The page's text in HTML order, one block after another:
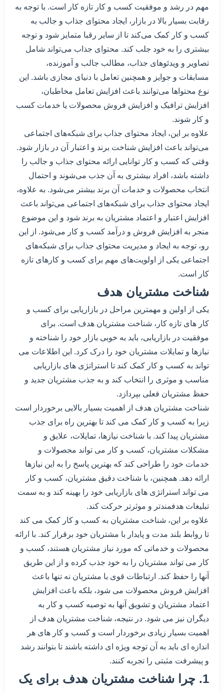
مهم در رشد و موفقیت کسب و کار تازه کار است. با توجه به
رقابت بسیار بالا در بازار، ایجاد محتوای جذاب و جالب به
کسب و کار کمک می‌کند تا از سایر رقبا متمایز شود و توجه
بیشتری را به خود جلب کند. محتوای جذاب می‌تواند شامل
تصاویر و ویدئوهای جذاب، مطالب جالب و آموزنده،
مسابقات و جوایز و همچنین تعامل با دنیای مجازی باشد. این
نوع محتواها می‌توانند باعث افزایش تعامل مخاطبان،
افزایش ترافیک و افزایش فروش محصولات یا خدمات کسب
و کار شوند.
علاوه بر این، ایجاد محتوای جذاب برای شبکه‌های اجتماعی
می‌تواند باعث افزایش شناخت برند و اعتبار آن در بازار شود.
وقتی که کسب و کار توانایی ارائه محتوای جذاب و جالب را
داشته باشد، افراد بیشتری به آن جذب می‌شوند و احتمال
انتخاب محصولات و خدمات آن برند بیشتر می‌شود. به علاوه،
ایجاد محتوای جذاب برای شبکه‌های اجتماعی می‌تواند باعث
افزایش اعتبار و اعتماد مشتریان به برند شود و این موضوع
منجر به افزایش فروش و درآمد کسب و کار می‌شود. از این
رو، توجه به ایجاد و مدیریت محتوای جذاب برای شبکه‌های
اجتماعی یکی از اولویت‌های مهم برای کسب و کارهای تازه
کار است.
شناخت مشتریان هدف
یکی از اولین و مهمترین مراحل در بازاریابی برای کسب و
کار های تازه کار، شناخت مشتریان هدف است. برای
موفقیت در بازاریابی، باید به خوبی بازار خود را شناخته و
نیازها و تمایلات مشتریان خود را درک کرد. این اطلاعات می
تواند به کسب و کار کمک کند تا استراتژی های بازاریابی
مناسب و موثری را انتخاب کند و به جذب مشتریان جدید و
حفظ مشتریان فعلی بپردازد.
شناخت مشتریان هدف از اهمیت بسیار بالایی برخوردار است
زیرا به کسب و کار کمک می کند تا بهترین راه برای جذب
مشتریان پیدا کند. با شناخت نیازها، تمایلات، علایق و
مشکلات مشتریان، کسب و کار می تواند محصولات و
خدمات خود را طراحی کند که بهترین پاسخ را به این نیازها
ارائه دهد. همچنین، با شناخت دقیق مشتریان، کسب و کار
می تواند استراتژی های بازاریابی خود را بهینه کند و به سمت
تبلیغات هدفمندتر و موثرتر حرکت کند.
علاوه بر این، شناخت مشتریان به کسب و کار کمک می کند
تا روابط بلند مدت و پایدار با مشتریان خود برقرار کند. با ارائه
محصولات و خدماتی که مورد نیاز مشتریان هستند، کسب و
کار می تواند مشتریان را به خود جذب کرده و از این طریق
آنها را حفظ کند. ارتباطات قوی با مشتریان نه تنها باعث
افزایش فروش محصولات می شود، بلکه باعث افزایش
اعتماد مشتریان و تشویق آنها به توصیه کسب و کار به
دیگران نیز می شود. در نتیجه، شناخت مشتریان هدف از
اهمیت بسیار زیادی برخوردار است و کسب و کار های هر
اندازه ای باید به آن توجه ویژه ای داشته باشند تا بتوانند رشد
و پیشرفت مثبتی را تجربه کنند.
1. چرا شناخت مشتریان هدف برای یک